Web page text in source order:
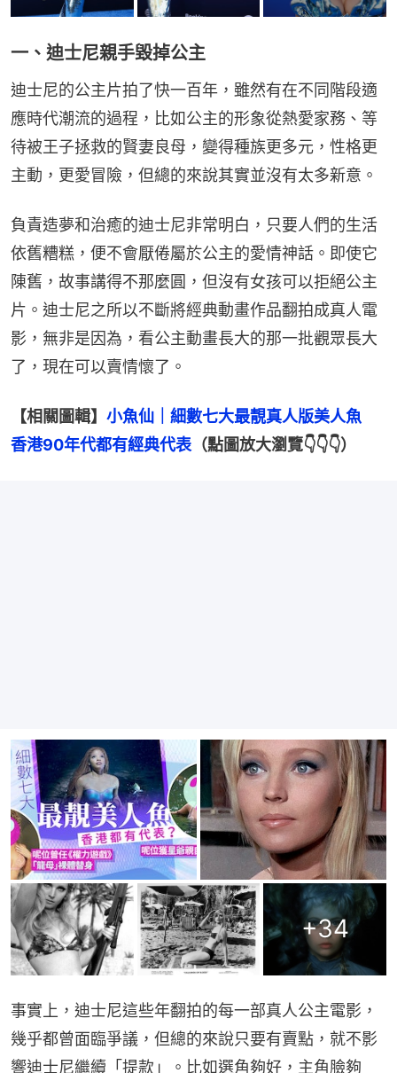
一、迪士尼親手毀掉公主
迪士尼的公主片拍了快一百年，雖然有在不同階段適
應時代潮流的過程，比如公主的形象從熱愛家務、等
待被王子拯救的賢妻良母，變得種族更多元，性格更
主動，更愛冒險，但總的來說其實並沒有太多新意。
負責造夢和治癒的迪士尼非常明白，只要人們的生活
依舊糟糕，便不會厭倦屬於公主的愛情神話。即使它
陳舊，故事講得不那麼圓，但沒有女孩可以拒絕公主
片。迪士尼之所以不斷將經典動畫作品翻拍成真人電
影，無非是因為，看公主動畫長大的那一批觀眾長大
了，現在可以賣情懷了。
【相關圖輯】 小魚仙｜細數七大最靚真人版美人魚
香港90年代都有經典代表（點圖放大瀏覽👇👇👇）
+34
事實上，迪士尼這些年翻拍的每一部真人公主電影，
幾乎都曾面臨爭議，但總的來說只要有賣點，就不影
響迪士尼繼續「提款」。比如選角夠好，主角臉夠